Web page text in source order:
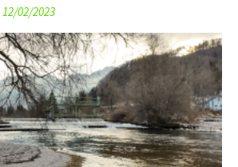
12/02/2023